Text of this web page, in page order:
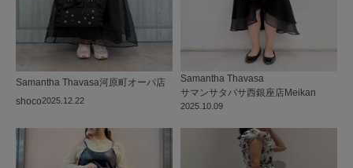
2025.12.22
Samantha Thavasa河原町オーパ店
shoco
2025.10.09
Samantha Thavasa
サマンサタバサ西銀座店Meikan